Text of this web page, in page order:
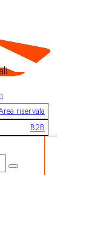
riservata
B2B